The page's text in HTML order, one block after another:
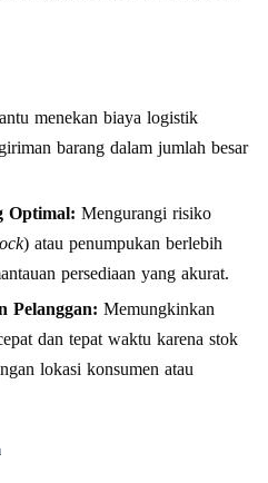
menekan biaya logistik
barang dalam jumlah besar
Optimal: Mengurangi risiko
) atau penumpukan berlebih
persediaan yang akurat.
Pelanggan: Memungkinkan
dan tepat waktu karena stok
lokasi konsumen atau